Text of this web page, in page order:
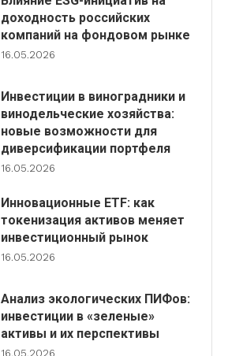
доходность российских
компаний на фондовом рынке
16.05.2026
Инвестиции в виноградники и
винодельческие хозяйства:
новые возможности для
диверсификации портфеля
16.05.2026
Инновационные ETF: как
токенизация активов меняет
инвестиционный рынок
16.05.2026
Анализ экологических ПИФов:
инвестиции в «зеленые»
активы и их перспективы
16.05.2026